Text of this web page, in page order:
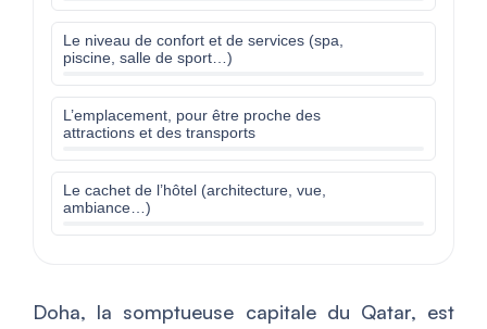
Le niveau de confort et de services (spa,
piscine, salle de sport…)
L’emplacement, pour être proche des
attractions et des transports
Le cachet de l’hôtel (architecture, vue,
ambiance…)
Doha, la somptueuse capitale du Qatar, est